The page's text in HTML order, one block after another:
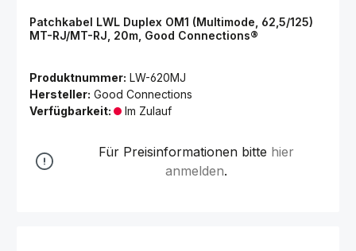
Patchkabel LWL Duplex OM1 (Multimode, 62,5/125)
MT-RJ/MT-RJ, 20m, Good Connections®
Produktnummer: LW-620MJ
Hersteller: Good Connections
Verfügbarkeit:
Im Zulauf
Für Preisinformationen bitte hier
anmelden.